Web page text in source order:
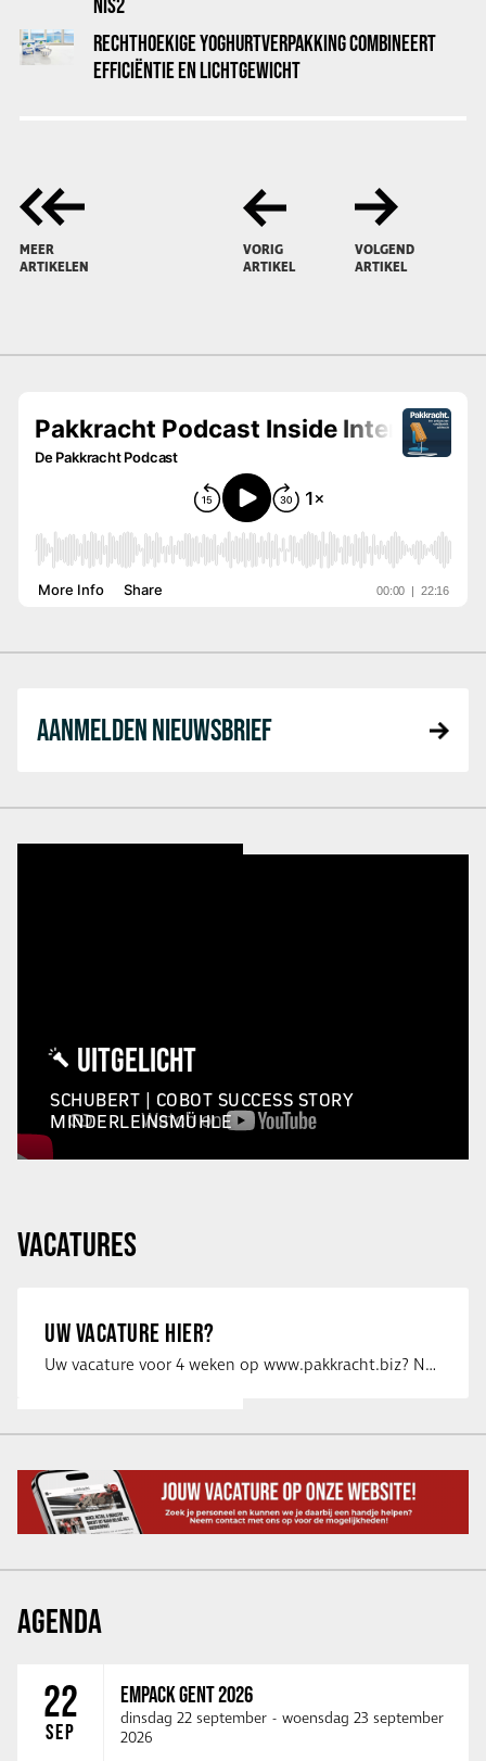
RECHTHOEKIGE YOGHURTVERPAKKING COMBINEERT
EFFICIËNTIE EN LICHTGEWICHT
MEER
ARTIKELEN
VORIG
ARTIKEL
VOLGEND
ARTIKEL
AANMELDEN NIEUWSBRIEF
UITGELICHT
SCHUBERT | COBOT SUCCESS STORY
MINDERLEINSMÜHLE
VACATURES
UW VACATURE HIER?
Uw vacature voor 4 weken op www.pakkracht.biz? Neem dan contact op met Yannick van …
AGENDA
22
SEP
EMPACK GENT 2026
dinsdag 22 september - woensdag 23 september
2026